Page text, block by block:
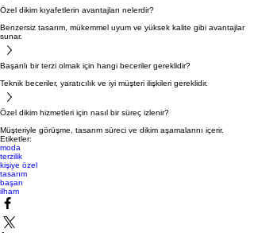
Özel dikim kıyafetlerin avantajları nelerdir?
Benzersiz tasarım, mükemmel uyum ve yüksek kalite gibi avantajlar
sunar.
Başarılı bir terzi olmak için hangi beceriler gereklidir?
Teknik beceriler, yaratıcılık ve iyi müşteri ilişkileri gereklidir.
Özel dikim hizmetleri için nasıl bir süreç izlenir?
Müşteriyle görüşme, tasarım süreci ve dikim aşamalarını içerir.
Etiketler:
moda
terzilik
kişiye özel
tasarım
başarı
ilham